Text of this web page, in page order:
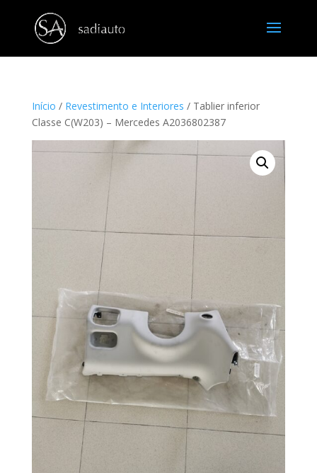
Início / Revestimento e Interiores / Tablier inferior
Classe C(W203) – Mercedes A2036802387